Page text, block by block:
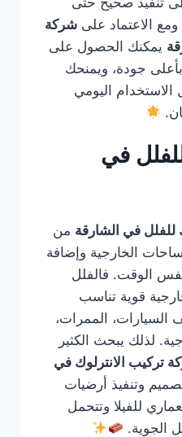
الاعتماد على شركة
يمكنك الحصول على
جودة، ويمنحك
الاستخدام اليومي
في
للفلل في الشارقة من
الخارجية وإضافة
الوقت. فالفلل
قوية تناسب
السيارات، الممرات،
لذلك يبحث الكثير
تركيب الانترلوك في
وتنفيذ أرضيات
للفيلا وتتحمل
الجوية.